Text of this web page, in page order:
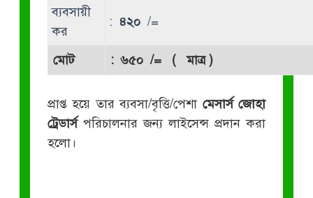
ব্যবসায়ী
কর
: ৪২০/=
মোট :৬৫০/= ( মাত্র )
প্রাপ্ত হয়ে তার ব্যবসা/বৃত্তি/পেশা মেসার্স জোহা
ট্রেডার্স পরিচালনার জন্য লাইসেন্স প্রদান করা
হলো।